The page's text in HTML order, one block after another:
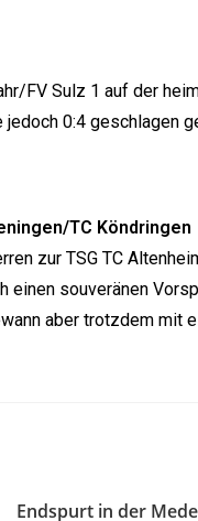
FV Sulz 1 auf der
0:4 geschlagen
TC Köndringen
zur TSG TC
einen souveränen
aber trotzdem mit
Endspurt in der